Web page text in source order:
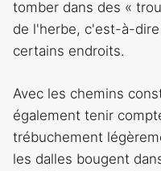
tomber dans des «
de l'herbe, c'est-à-
certains endroits.
Avec les chemins
également tenir
trébuchement
les dalles bougent